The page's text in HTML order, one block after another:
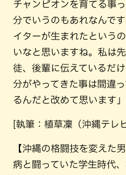
チャンピオンを育てる事
分でいうのもあれなんで
イターが生まれたという
いなと思いますね。私は
徒、後輩に伝えているだ
分がやってきた事は間違
るんだと改めて思います」
[執筆：植草凜（沖縄テレ
【沖縄の格闘技を変え
病と闘っていた学生時代